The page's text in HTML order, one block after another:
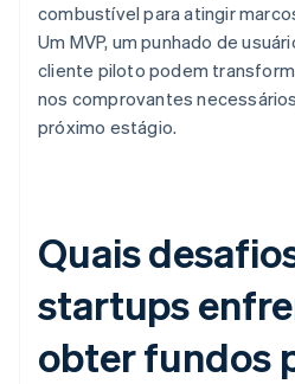
combustível para atingir
Um MVP, um punhado de
cliente piloto podem
nos comprovantes
próximo estágio.
Quais
startups
obter fundos